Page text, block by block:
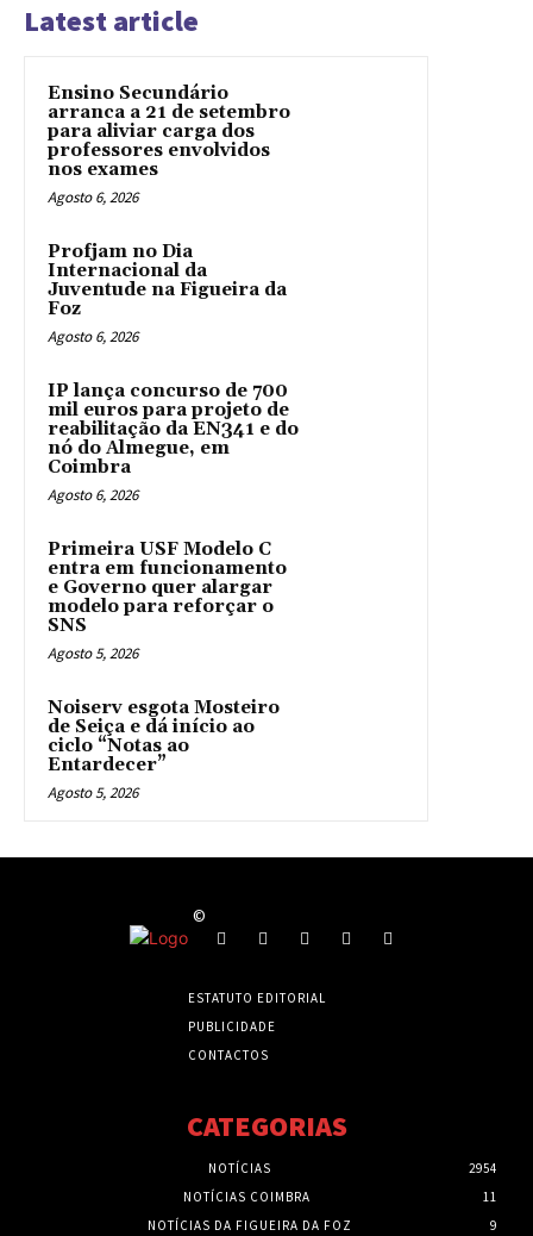
Latest article
Ensino Secundário
arranca a 21 de setembro
para aliviar carga dos
professores envolvidos
nos exames
Agosto 6, 2026
Profjam no Dia
Internacional da
Juventude na Figueira da
Foz
Agosto 6, 2026
IP lança concurso de 700
mil euros para projeto de
reabilitação da EN341 e do
nó do Almegue, em
Coimbra
Agosto 6, 2026
Primeira USF Modelo C
entra em funcionamento
e Governo quer alargar
modelo para reforçar o
SNS
Agosto 5, 2026
Noiserv esgota Mosteiro
de Seiça e dá início ao
ciclo “Notas ao
Entardecer”
Agosto 5, 2026
©
ESTATUTO EDITORIAL
PUBLICIDADE
CONTACTOS
CATEGORIAS
NOTÍCIAS
2954
NOTÍCIAS COIMBRA
11
NOTÍCIAS DA FIGUEIRA DA FOZ
9